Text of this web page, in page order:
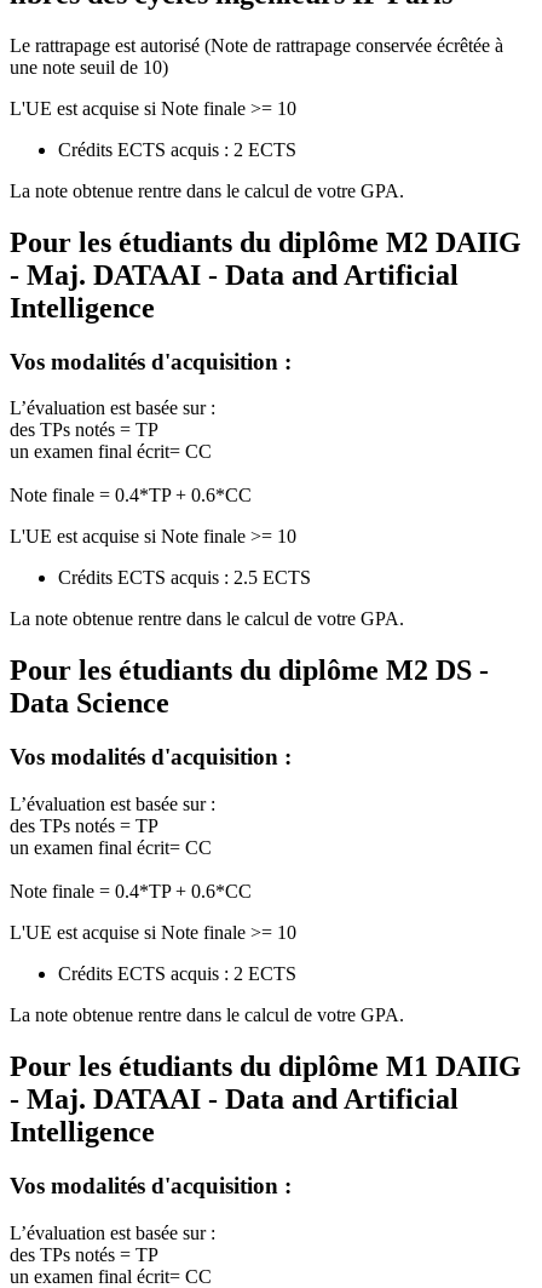
Le rattrapage est autorisé (Note de rattrapage conservée écrêtée à
une note seuil de 10)
L'UE est acquise si Note finale >= 10
Crédits ECTS acquis : 2 ECTS
La note obtenue rentre dans le calcul de votre GPA.
Pour les étudiants du diplôme M2 DAIIG
- Maj. DATAAI - Data and Artificial
Intelligence
Vos modalités d'acquisition :
L’évaluation est basée sur :
des TPs notés = TP
un examen final écrit= CC
Note finale = 0.4*TP + 0.6*CC
L'UE est acquise si Note finale >= 10
Crédits ECTS acquis : 2.5 ECTS
La note obtenue rentre dans le calcul de votre GPA.
Pour les étudiants du diplôme M2 DS -
Data Science
Vos modalités d'acquisition :
L’évaluation est basée sur :
des TPs notés = TP
un examen final écrit= CC
Note finale = 0.4*TP + 0.6*CC
L'UE est acquise si Note finale >= 10
Crédits ECTS acquis : 2 ECTS
La note obtenue rentre dans le calcul de votre GPA.
Pour les étudiants du diplôme M1 DAIIG
- Maj. DATAAI - Data and Artificial
Intelligence
Vos modalités d'acquisition :
L’évaluation est basée sur :
des TPs notés = TP
un examen final écrit= CC